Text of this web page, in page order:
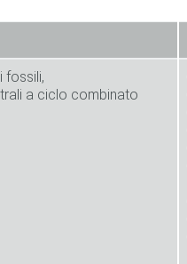
fossili,
a ciclo combinato